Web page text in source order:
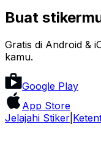
Buat
Gratis di Android &
kamu.
Google Play
App Store
Jelajahi Stiker